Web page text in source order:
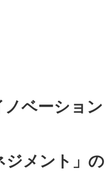
ベーション
ジメント」の